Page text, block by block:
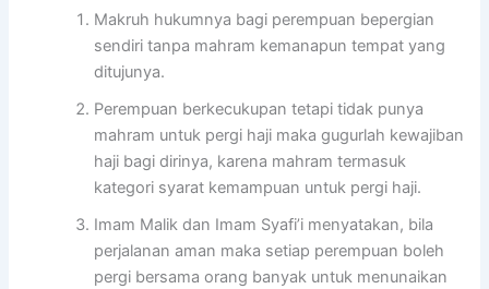
Makruh hukumnya bagi perempuan bepergian
sendiri tanpa mahram kemanapun tempat yang
ditujunya.
Perempuan berkecukupan tetapi tidak punya
mahram untuk pergi haji maka gugurlah kewajiban
haji bagi dirinya, karena mahram termasuk
kategori syarat kemampuan untuk pergi haji.
Imam Malik dan Imam Syafi’i menyatakan, bila
perjalanan aman maka setiap perempuan boleh
pergi bersama orang banyak untuk menunaikan